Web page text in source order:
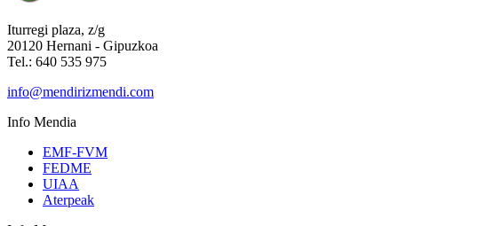
Iturregi plaza, z/g
20120 Hernani - Gipuzkoa
Tel.: 640 535 975
info@mendirizmendi.com
Info Mendia
EMF-FVM
FEDME
UIAA
Aterpeak